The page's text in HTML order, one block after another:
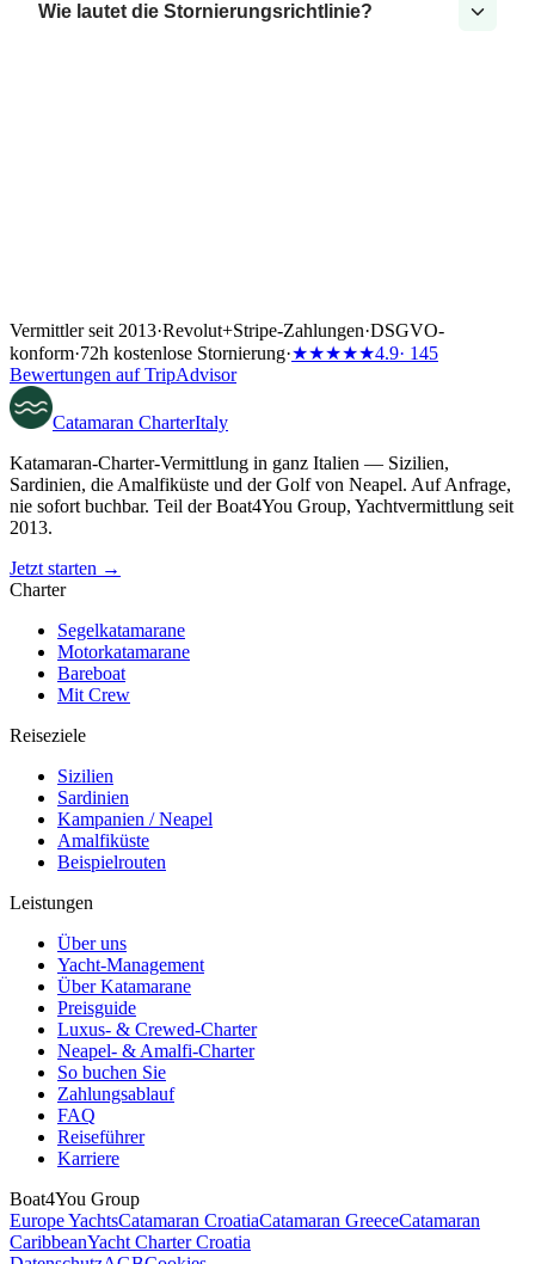
Wie lautet die Stornierungsrichtlinie?
Vermittler seit 2013·Revolut+Stripe-Zahlungen·DSGVO-
konform·72h kostenlose Stornierung·★★★★★4.9· 145
Bewertungen auf TripAdvisor
Catamaran CharterItaly
Katamaran-Charter-Vermittlung in ganz Italien — Sizilien,
Sardinien, die Amalfiküste und der Golf von Neapel. Auf Anfrage,
nie sofort buchbar. Teil der Boat4You Group, Yachtvermittlung seit
2013.
Jetzt starten →
Charter
Segelkatamarane
Motorkatamarane
Bareboat
Mit Crew
Reiseziele
Sizilien
Sardinien
Kampanien / Neapel
Amalfiküste
Beispielrouten
Leistungen
Über uns
Yacht-Management
Über Katamarane
Preisguide
Luxus- & Crewed-Charter
Neapel- & Amalfi-Charter
So buchen Sie
Zahlungsablauf
FAQ
Reiseführer
Karriere
Boat4You Group
Europe YachtsCatamaran CroatiaCatamaran GreeceCatamaran
CaribbeanYacht Charter Croatia